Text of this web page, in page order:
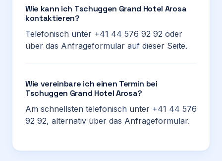
Wie kann ich Tschuggen Grand Hotel Arosa
kontaktieren?
Telefonisch unter +41 44 576 92 92 oder
über das Anfrageformular auf dieser Seite.
Wie vereinbare ich einen Termin bei
Tschuggen Grand Hotel Arosa?
Am schnellsten telefonisch unter +41 44 576
92 92, alternativ über das Anfrageformular.